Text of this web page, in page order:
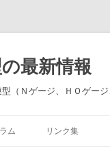
最新情報
（Ｎゲージ、ＨＯゲー
ム リンク集